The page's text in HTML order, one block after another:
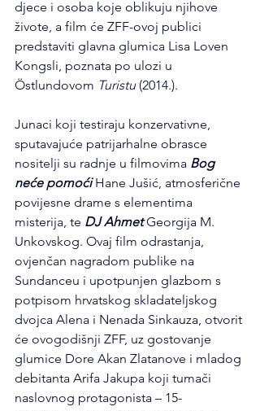
djece i osoba koje oblikuju njihove
živote, a film će ZFF-ovoj publici
predstaviti glavna glumica Lisa Loven
Kongsli, poznata po ulozi u
Östlundovom Turistu (2014.).
Junaci koji testiraju konzervativne,
sputavajuće patrijarhalne obrasce
nositelji su radnje u filmovima Bog
neće pomoći Hane Jušić, atmosferične
povijesne drame s elementima
misterija, te DJ Ahmet Georgija M.
Unkovskog. Ovaj film odrastanja,
ovjenčan nagradom publike na
Sundanceu i upotpunjen glazbom s
potpisom hrvatskog skladateljskog
dvojca Alena i Nenada Sinkauza, otvorit
će ovogodišnji ZFF, uz gostovanje
glumice Dore Akan Zlatanove i mladog
debitanta Arifa Jakupa koji tumači
naslovnog protagonista – 15-